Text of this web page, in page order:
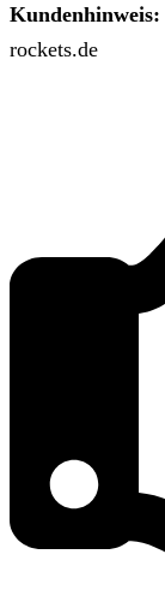
Kundenhinweis:
rockets.de